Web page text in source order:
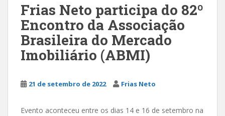
Frias Neto participa do 82º
Encontro da Associação
Brasileira do Mercado
Imobiliário (ABMI)
21 de setembro de 2022 Frias Neto
Evento aconteceu entre os dias 14 e 16 de setembro na